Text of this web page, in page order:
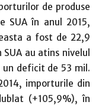
de produse
SUA în anul 2015,
a fost de 22,9
au atins nivelul
deficit de 53 mil.
importurile din
(+105,9%), în